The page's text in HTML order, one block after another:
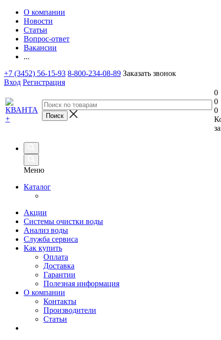
О компании
Новости
Статьи
Вопрос-ответ
Вакансии
...
+7 (3452) 56-15-93 8-800-234-08-89 Заказать звонок
Вход Регистрация
0
0
0
Меню
Каталог
Акции
Системы очистки воды
Анализ воды
Служба сервиса
Как купить
Оплата
Доставка
Гарантии
Полезная информация
О компании
Контакты
Производители
Статьи